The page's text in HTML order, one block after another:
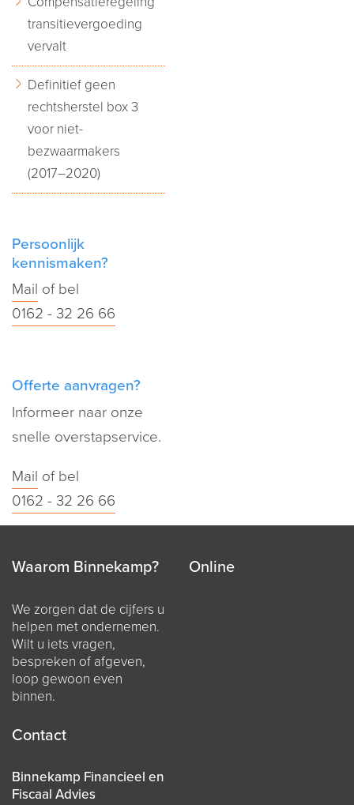
transitievergoeding
vervalt
Definitief geen
rechtsherstel box 3
voor niet-
bezwaarmakers
(2017–2020)
Persoonlijk
kennismaken?
Mail of bel
0162 - 32 26 66
Offerte aanvragen?
Informeer naar onze
snelle overstapservice.
Mail of bel
0162 - 32 26 66
Waarom Binnekamp?
We zorgen dat de cijfers u
helpen met ondernemen.
Wilt u iets vragen,
bespreken of afgeven,
loop gewoon even
binnen.
Online
Contact
Binnekamp Financieel en
Fiscaal Advies